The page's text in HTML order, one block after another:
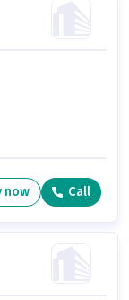
now Call